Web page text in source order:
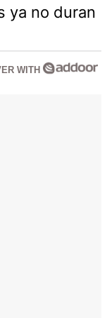
ya no duran
WITH